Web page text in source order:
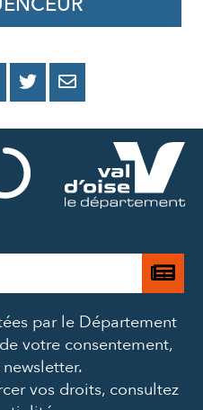
PARTAGER
FACEBOOK
PARTAGER
PARTAGER
MAIL
Je
à
par le Département
votre consentement,
vos droits, consultez